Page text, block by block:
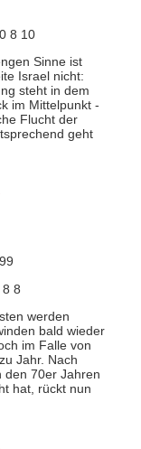
8 10
Sinne ist
Israel nicht:
steht in dem
im Mittelpunkt -
Flucht der
geht
8 8
werden
bald wieder
im Falle von
Jahr. Nach
den 70er Jahren
hat, rückt nun